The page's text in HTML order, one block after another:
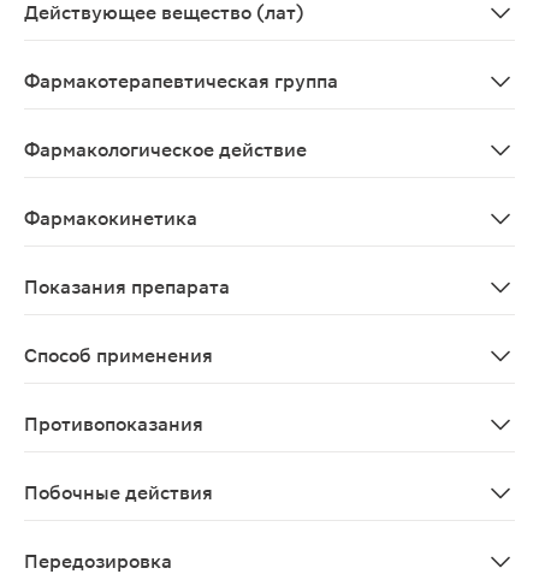
Действующее вещество (лат)
Фармакотерапевтическая группа
Фармакологическое действие
Фармакокинетика
Показания препарата
Способ применения
Противопоказания
Побочные действия
Передозировка